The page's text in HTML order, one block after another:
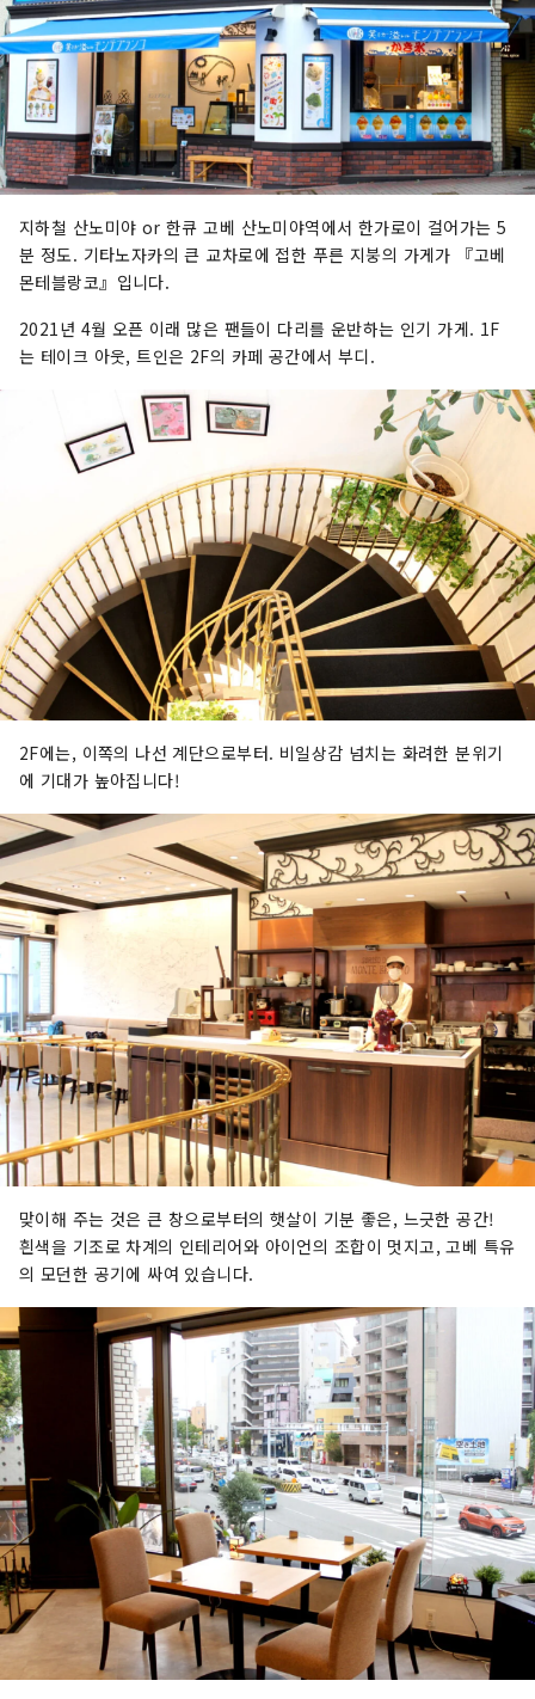
지하철 산노미야 or 한큐 고베 산노미야역에서 한가로이 걸어가는 5
분 정도. 기타노자카의 큰 교차로에 접한 푸른 지붕의 가게가 『고베
몬테블랑코』입니다.
2021년 4월 오픈 이래 많은 팬들이 다리를 운반하는 인기 가게. 1F
는 테이크 아웃, 트인은 2F의 카페 공간에서 부디.
2F에는, 이쪽의 나선 계단으로부터. 비일상감 넘치는 화려한 분위기
에 기대가 높아집니다!
맞이해 주는 것은 큰 창으로부터의 햇살이 기분 좋은, 느긋한 공간!
흰색을 기조로 차계의 인테리어와 아이언의 조합이 멋지고, 고베 특유
의 모던한 공기에 싸여 있습니다.